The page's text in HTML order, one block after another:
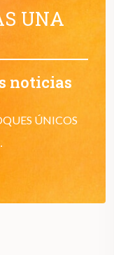
UNA
noticias
ÚNICOS